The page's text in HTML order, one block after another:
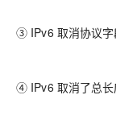
③ IPv6 取消协议字
④ IPv6 取消了总长